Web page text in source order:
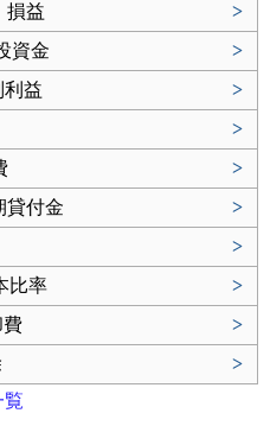
損益
>
資金
>
利益
>
>
>
貸付金
>
>
比率
>
費
>
>
覧